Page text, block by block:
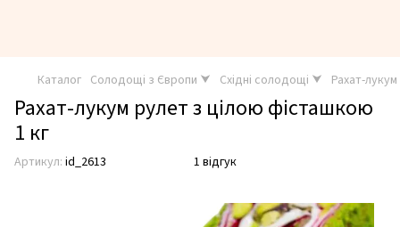
Каталог Солодощі з Європи ⮟ Східні солодощі ⮟ Рахат-лукум
Рахат-лукум рулет з цілою фісташкою
1 кг
Артикул: id_2613 1 відгук